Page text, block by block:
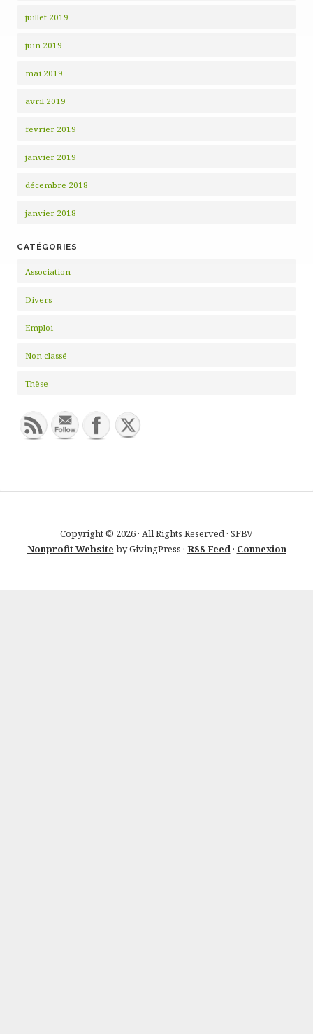
juillet 2019
juin 2019
mai 2019
avril 2019
février 2019
janvier 2019
décembre 2018
janvier 2018
CATÉGORIES
Association
Divers
Emploi
Non classé
Thèse
Copyright © 2026 · All Rights Reserved · SFBV
Nonprofit Website by GivingPress · RSS Feed· Connexion